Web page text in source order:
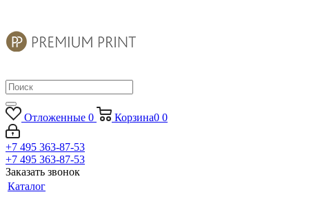
Отложенные 0 Корзина0 0
+7 495 363-87-53
+7 495 363-87-53
Заказать звонок
Каталог